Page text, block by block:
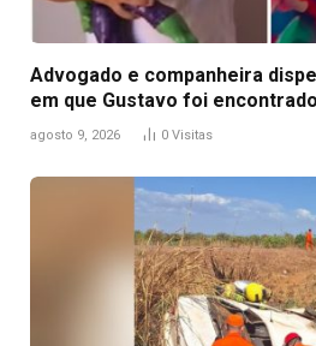
Advogado e companheira
em que Gustavo foi
agosto 9, 2026 0 Visitas